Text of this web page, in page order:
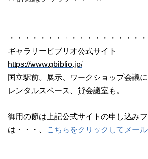
・・・・・・・・・・・・・・・・・・
ギャラリービブリオ公式サイト
https://www.gbiblio.jp/
国立駅前。展示、ワークショップ会議に
レンタルスペース、貸会議室も。
御用の節は上記公式サイトの申し込み
は・・・、
こちらをクリックしてメール